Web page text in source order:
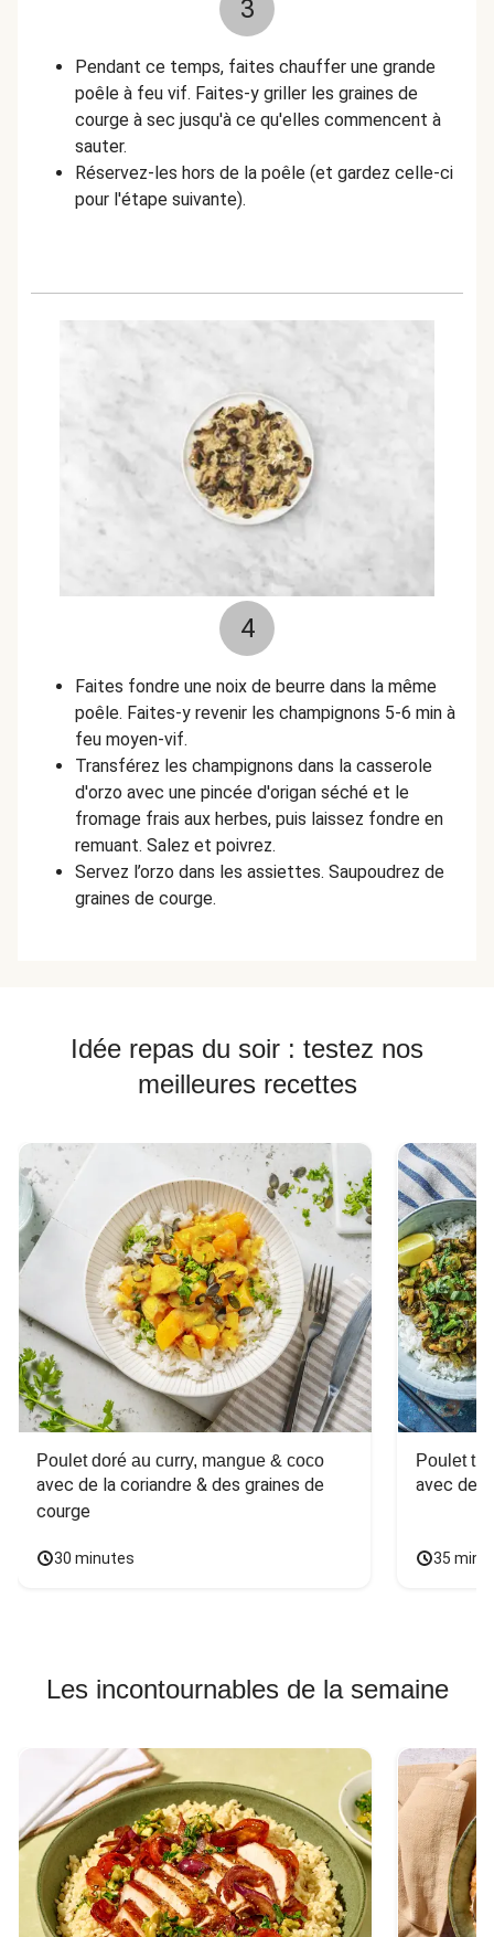
3
Pendant ce temps, faites chauffer une grande
poêle à feu vif. Faites-y griller les graines de
courge à sec jusqu'à ce qu'elles commencent à
sauter.
Réservez-les hors de la poêle (et gardez celle-ci
pour l'étape suivante).
4
Faites fondre une noix de beurre dans la même
poêle. Faites-y revenir les champignons 5-6 min à
feu moyen-vif.
Transférez les champignons dans la casserole
d'orzo avec une pincée d'origan séché et le
fromage frais aux herbes, puis laissez fondre en
remuant. Salez et poivrez.
Servez l’orzo dans les assiettes. Saupoudrez de
graines de courge.
Idée repas du soir : testez nos
meilleures recettes
Poulet doré au curry, mangue & coco
avec de la coriandre & des graines de
courge
30 minutes
Poulet
avec des
35
Les incontournables de la semaine